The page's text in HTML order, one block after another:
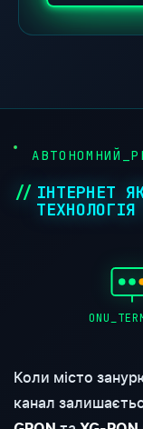
ІНТЕРНЕТ
ТЕХНОЛОГІЯ
Коли місто
канал